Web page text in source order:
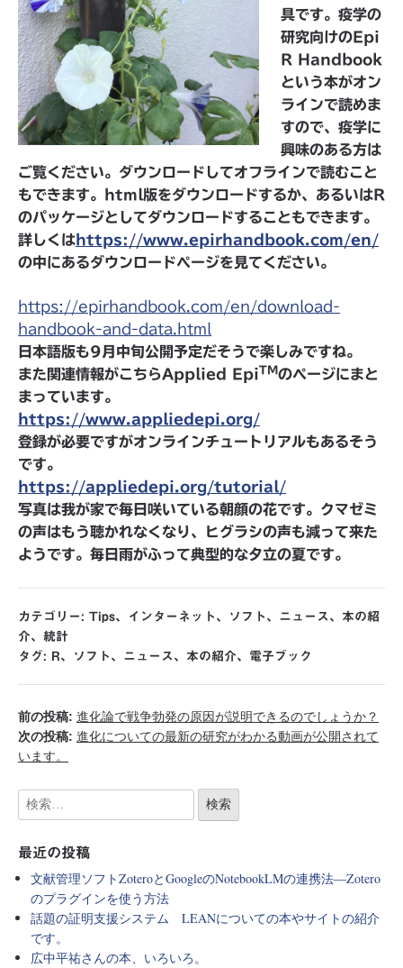
具です。疫学の
研究向けのEpi
R Handbook
という本がオン
ラインで読めま
すので、疫学に
興味のある方は
ご覧ください。ダウンロードしてオフラインで読むこと
もできます。html版をダウンロードするか、あるいはR
のパッケージとしてダウンロードすることもできます。
詳しくは https://www.epirhandbook.com/en/
の中にあるダウンロードページを見てください。
https://epirhandbook.com/en/download-
handbook-and-data.html
日本語版も9月中旬公開予定だそうで楽しみですね。
また関連情報がこちらApplied EpiTMのページにまと
まっています。
https://www.appliedepi.org/
登録が必要ですがオンラインチュートリアルもあるそう
です。
https://appliedepi.org/tutorial/
写真は我が家で毎日咲いている朝顔の花です。クマゼミ
の声はもう聴かれなくなり、ヒグラシの声も減って来た
ようです。毎日雨がふって典型的な夕立の夏です。
カテゴリー: Tips、 インターネット 、 ソフト 、 ニュース 、 本の紹
介、 統計
タグ:
R、 ソフト 、 ニュース 、 本の紹介、 電子ブック
前の投稿: 進化論で戦争勃発の原因が説明できるのでしょうか？
次の投稿: 進化についての最新の研究がわかる動画が公開されて
います。
最近の投稿
文献管理ソフトZoteroとGoogleのNotebookLMの連携法―Zotero
のプラグインを使う方法
話題の証明支援システム LEANについての本やサイトの紹介
です。
広中平祐さんの本、いろいろ。